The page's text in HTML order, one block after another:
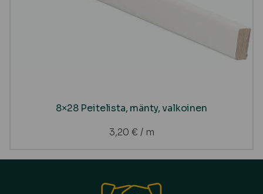
8×28 Peitelista, mänty, valkoinen
3,20 € / m